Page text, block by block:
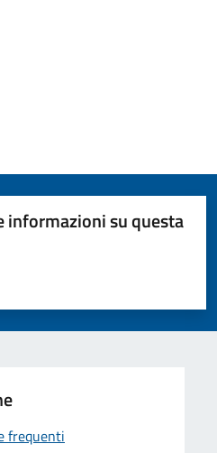
informazioni su questa
su 5
5
frequenti